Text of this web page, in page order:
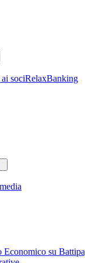
sociRelaxBanking
Economico su